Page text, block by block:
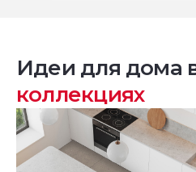
Идеи для дома
коллекциях